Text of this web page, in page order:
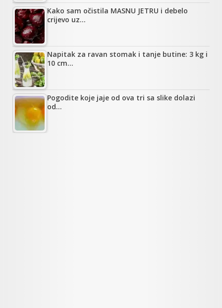
Kako sam očistila MASNU JETRU i debelo
crijevo uz…
Napitak za ravan stomak i tanje butine: 3 kg i
10 cm…
Pogodite koje jaje od ova tri sa slike dolazi
od…